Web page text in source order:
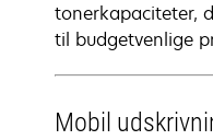
tonerkapaciteter,
til budgetvenlige
Mobil